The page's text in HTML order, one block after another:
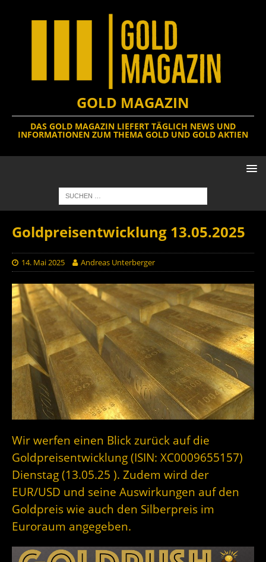
GOLD MAGAZIN
DAS GOLD MAGAZIN LIEFERT TÄGLICH NEWS UND
INFORMATIONEN ZUM THEMA GOLD UND GOLD AKTIEN
Goldpreisentwicklung 13.05.2025
14. Mai 2025 Andreas Unterberger
Wir werfen einen Blick zurück auf die
Goldpreisentwicklung (ISIN: XC0009655157)
Dienstag (13.05.25 ). Zudem wird der
EUR/USD und seine Auswirkungen auf den
Goldpreis wie auch den Silberpreis im
Euroraum angegeben.